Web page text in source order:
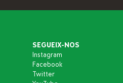
SEGUEIX-NOS
Instagram
Facebook
Twitter